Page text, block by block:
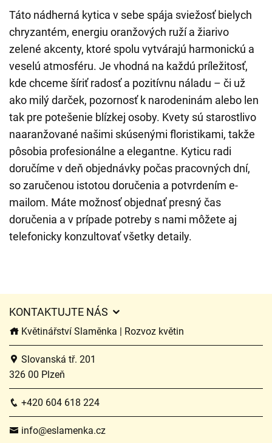
Táto nádherná kytica v sebe spája sviežosť bielych
chryzantém, energiu oranžových ruží a žiarivo
zelené akcenty, ktoré spolu vytvárajú harmonickú a
veselú atmosféru. Je vhodná na každú príležitosť,
kde chceme šíriť radosť a pozitívnu náladu – či už
ako milý darček, pozornosť k narodeninám alebo len
tak pre potešenie blízkej osoby. Kvety sú starostlivo
naaranžované našimi skúsenými floristikami, takže
pôsobia profesionálne a elegantne. Kyticu radi
doručíme v deň objednávky počas pracovných dní,
so zaručenou istotou doručenia a potvrdením e-
mailom. Máte možnosť objednať presný čas
doručenia a v prípade potreby s nami môžete aj
telefonicky konzultovať všetky detaily.
KONTAKTUJTE NÁS
Květinářství Slaměnka | Rozvoz květin
Slovanská tř. 201
326 00 Plzeň
+420 604 618 224
info@eslamenka.cz